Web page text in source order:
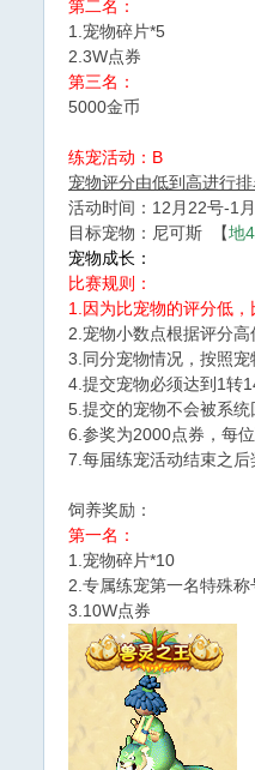
第二名：
1.宠物碎片*5
2.3W点券
第三名：
5000金币
练宠活动：B
宠物评分由低到高进行
活动时间：12月22号-1
目标宠物：尼可斯 【地4
宠物成长：
比赛规则：
1.因为比宠物的评分低
2.宠物小数点根据评分
3.同分宠物情况，按照
4.提交宠物必须达到1转
5.提交的宠物不会被系
6.参奖为2000点券，每
7.每届练宠活动结束之
饲养奖励：
第一名：
1.宠物碎片*10
2.专属练宠第一名特殊称
3.10W点券